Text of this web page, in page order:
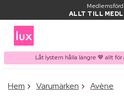
ALLT TILL
Låt lystern hålla längre 🤎 allt för
PRODUKT I
Hem Varumärken Avène